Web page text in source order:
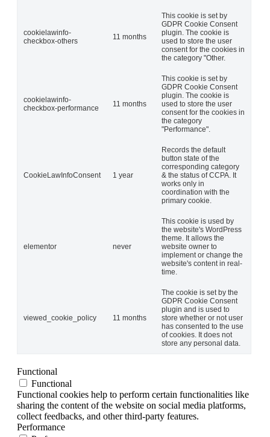
cookielawinfo-
checkbox-others
11 months
This cookie is set by
GDPR Cookie Consent
plugin. The cookie is
used to store the user
consent for the cookies in
the category "Other.
cookielawinfo-
checkbox-performance
11 months
This cookie is set by
GDPR Cookie Consent
plugin. The cookie is
used to store the user
consent for the cookies in
the category
"Performance".
CookieLawInfoConsent 1 year
Records the default
button state of the
corresponding category
& the status of CCPA. It
works only in
coordination with the
primary cookie.
elementor never
This cookie is used by
the website's WordPress
theme. It allows the
website owner to
implement or change the
website's content in real-
time.
viewed_cookie_policy 11 months
The cookie is set by the
GDPR Cookie Consent
plugin and is used to
store whether or not user
has consented to the use
of cookies. It does not
store any personal data.
Functional
Functional
Functional cookies help to perform certain functionalities like
sharing the content of the website on social media platforms,
collect feedbacks, and other third-party features.
Performance